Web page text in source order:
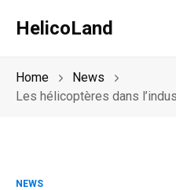
HelicoLand
Home
News
Les hélicoptères dans
NEWS